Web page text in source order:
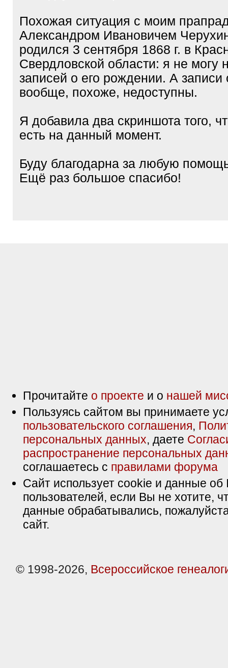
Похожая ситуация с моим
Александром Ивановичем
родился 3 сентября 1868 г. в
Свердловской области: я не могу
записей о его рождении. А записи
вообще, похоже, недоступны.
Я добавила два скриншота того,
есть на данный момент.
Буду благодарна за любую
Ещё раз большое спасибо!
Прочитайте о проекте и о нашей
Пользуясь сайтом вы принимаете
пользовательского соглашения,
персональных данных, даете
распространение персональных
соглашаетесь с правилами форума
Сайт использует cookie и данные об
пользователей, если Вы не хотите,
данные обрабатывались,
сайт.
© 1998-2026, Всероссийское